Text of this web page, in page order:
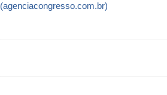
(agenciacongresso.com.br)